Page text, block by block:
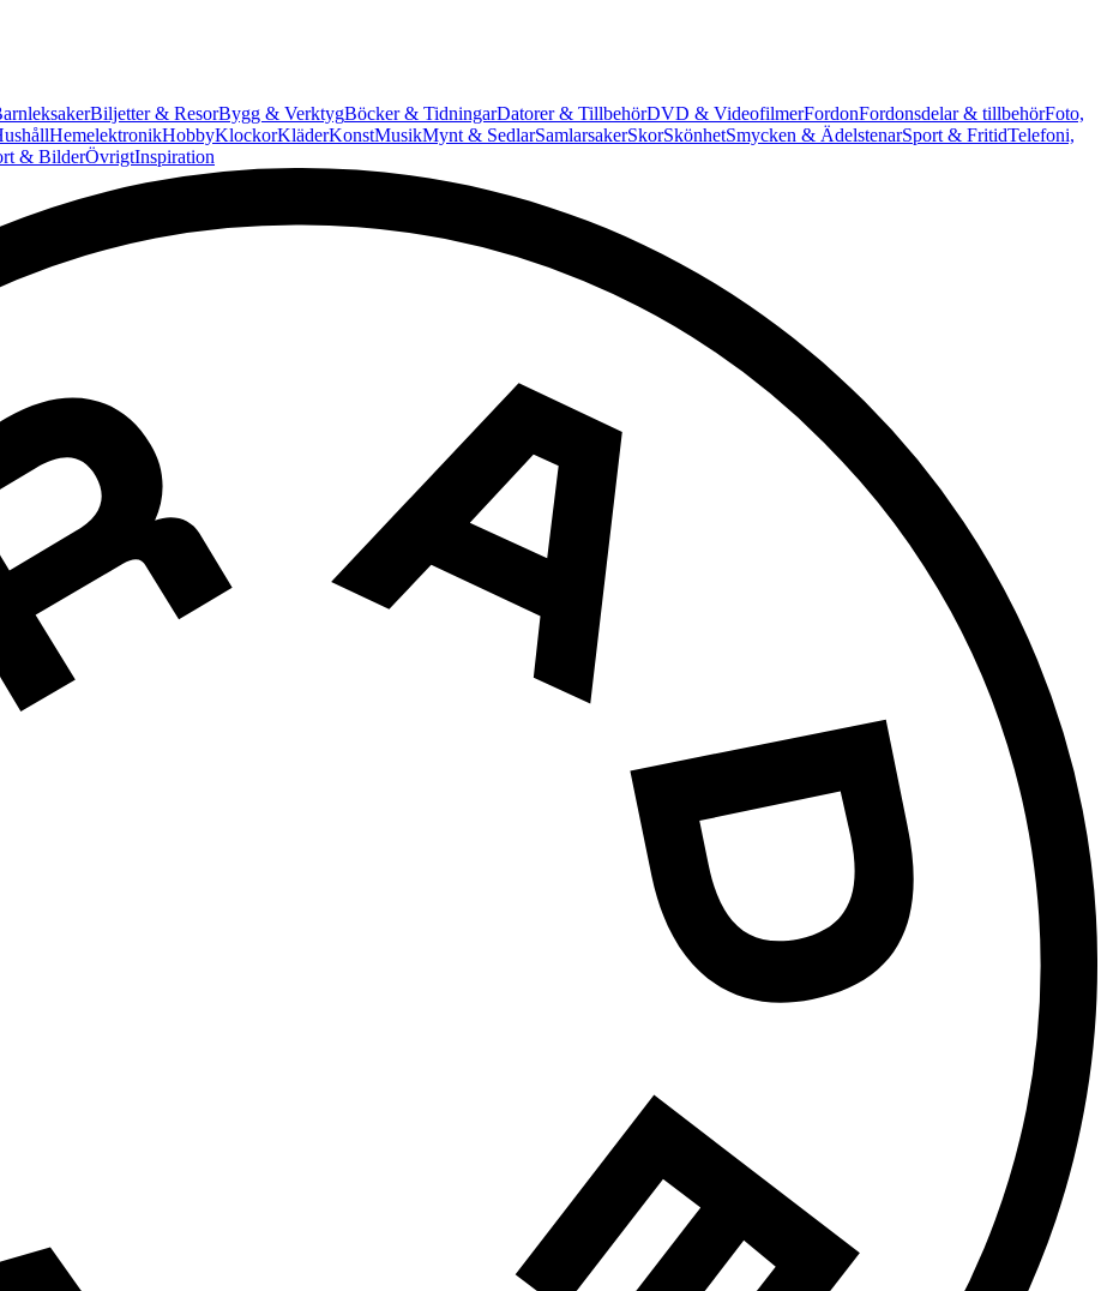
Biljetter & ResorBygg & VerktygBöcker & TidningarDatorer & TillbehörDVD & VideofilmerFordonFordonsdelar & tillbehörFoto,
HemelektronikHobbyKlockorKläderKonstMusikMynt & SedlarSamlarsakerSkorSkönhetSmycken & ÄdelstenarSport & FritidTelefoni,
& BilderÖvrigtInspiration